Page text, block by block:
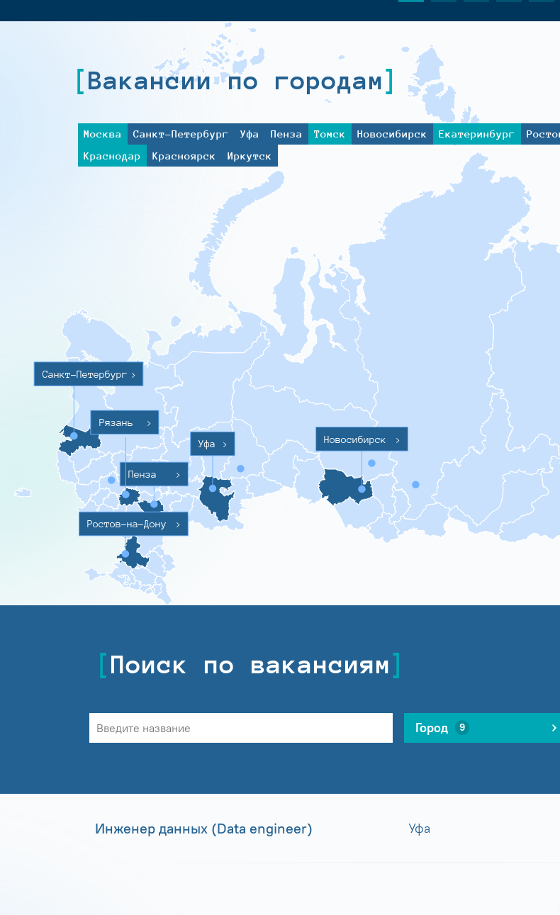
Вакансии по городам
Москва Санкт-Петербург Уфа Пенза Томск Новосибирск Екатеринбург
Краснодар
Красноярск Иркутск
Санкт-Петербург >
Ростов-на-Дону >
Пенза >
Уфа > Новосибирск >
Рязань >
Поиск по вакансиям
Город 9
Инженер данных (Data engineer) Уфа